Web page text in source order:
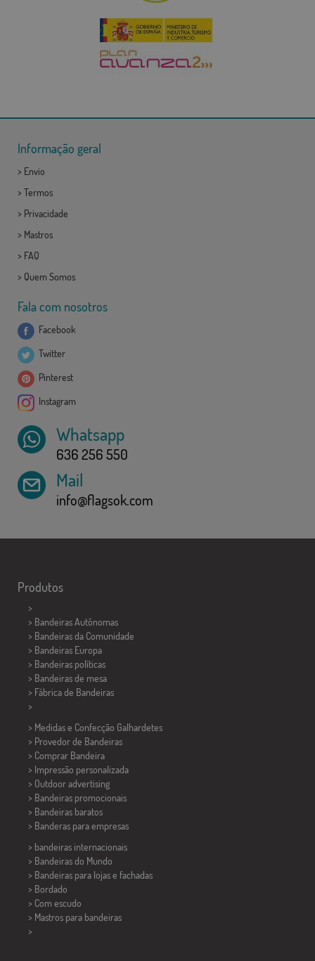
Informação geral
> Envio
> Termos
> Privacidade
> Mastros
> FAQ
> Quem Somos
Fala com nosotros
Facebook
Twitter
Pinterest
Instagram
Whatsapp
636 256 550
Mail
info@flagsok.com
Produtos
>
> Bandeiras Autônomas
> Bandeiras da Comunidade
> Bandeiras Europa
> Bandeiras políticas
> Bandeiras de mesa
> Fábrica de Bandeiras
>
> Medidas e Confecção Galhardetes
> Provedor de Bandeiras
> Comprar Bandeira
> Impressão personalizada
> Outdoor advertising
> Bandeiras promocionais
> Bandeiras baratos
> Banderas para empresas
> bandeiras internacionais
> Bandeiras do Mundo
> Bandeiras para lojas e fachadas
> Bordado
> Com escudo
> Mastros para bandeiras
>